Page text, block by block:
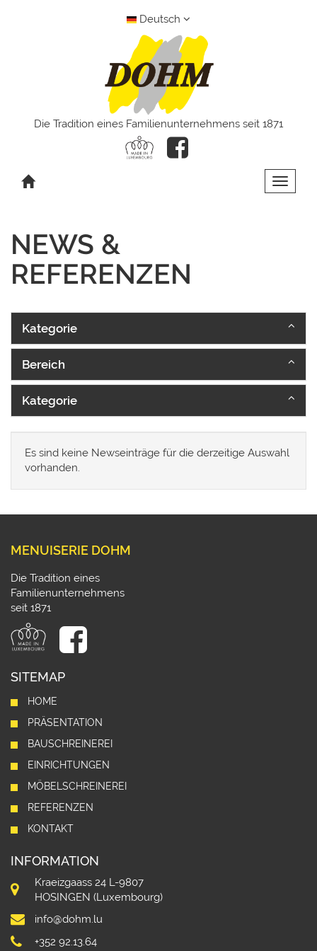
Deutsch
Die Tradition eines Familienunternehmens seit 1871
Toggle
NEWS &
REFERENZEN
Kategorie
Bereich
Kategorie
Es sind keine Newseinträge für die derzeitige Auswahl
vorhanden.
MENUISERIE DOHM
Die Tradition eines
Familienunternehmens
seit 1871
SITEMAP
HOME
PRÄSENTATION
BAUSCHREINEREI
EINRICHTUNGEN
MÖBELSCHREINEREI
REFERENZEN
KONTAKT
INFORMATION
Kraeizgaass 24 L-9807
HOSINGEN (Luxembourg)
info@dohm.lu
+352 92.13.64